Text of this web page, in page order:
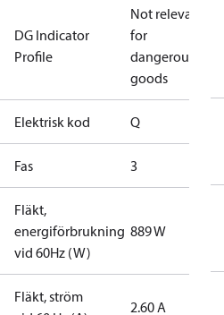
DG Indicator
Profile
Not relevant
for
dangerous
goods
Elektrisk kod Q
Fas 3
Fläkt,
energiförbrukning
vid 60Hz (W)
889 W
Fläkt, ström
2.60 A